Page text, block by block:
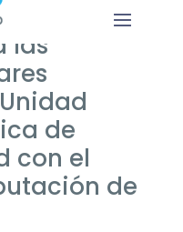
se
las
de
con el
de